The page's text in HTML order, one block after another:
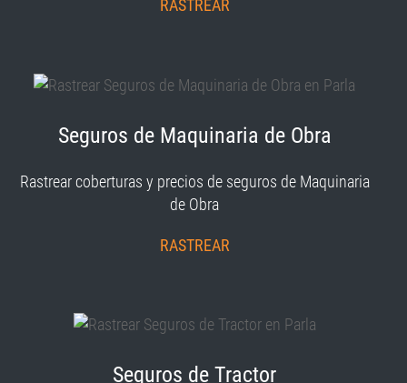
RASTREAR
Seguros de Maquinaria de Obra
Rastrear coberturas y precios de seguros de Maquinaria
de Obra
RASTREAR
Seguros de Tractor